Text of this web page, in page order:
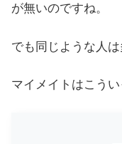
が無いのですね。
でも同じような人は
マイメイトはこう